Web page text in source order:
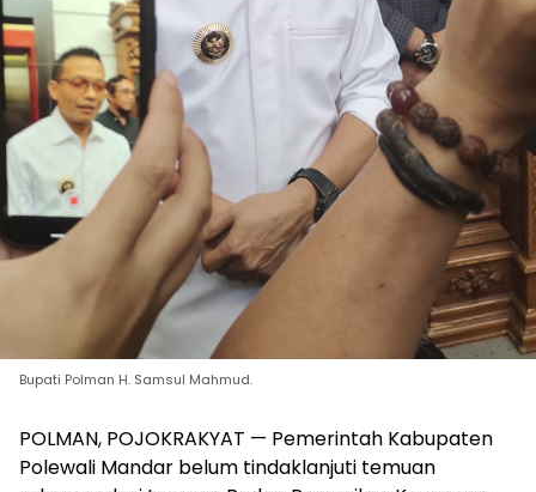
Bupati Polman H. Samsul Mahmud.
POLMAN, POJOKRAKYAT — Pemerintah Kabupaten
Polewali Mandar belum tindaklanjuti temuan